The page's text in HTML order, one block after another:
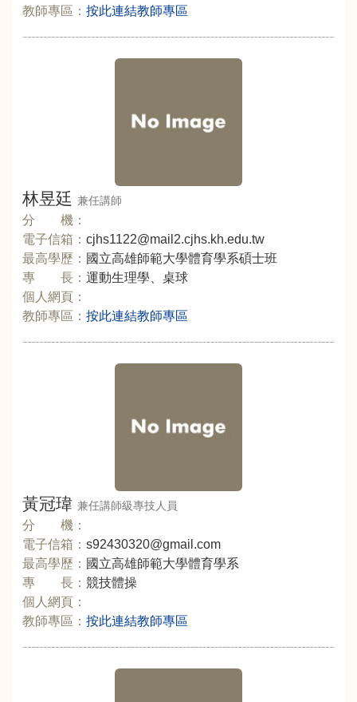
教師專區： 按此連結教師專區
林昱廷 兼任講師
分 機：
電子信箱： cjhs1122@mail2.cjhs.kh.edu.tw
最高學歷： 國立高雄師範大學體育學系碩士班
專 長： 運動生理學、桌球
個人網頁：
教師專區： 按此連結教師專區
黃冠瑋 兼任講師級專技人員
分 機：
電子信箱： s92430320@gmail.com
最高學歷： 國立高雄師範大學體育學系
專 長： 競技體操
個人網頁：
教師專區： 按此連結教師專區